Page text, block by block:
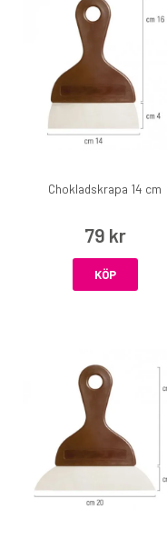
Chokladskrapa 14 cm
79 kr
KÖP